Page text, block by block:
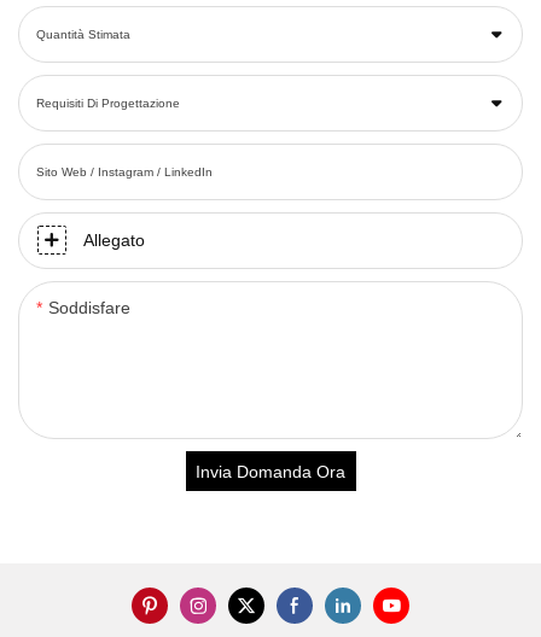
Quantità Stimata
Requisiti Di Progettazione
Sito Web / Instagram / LinkedIn
Allegato
Soddisfare
Invia Domanda Ora